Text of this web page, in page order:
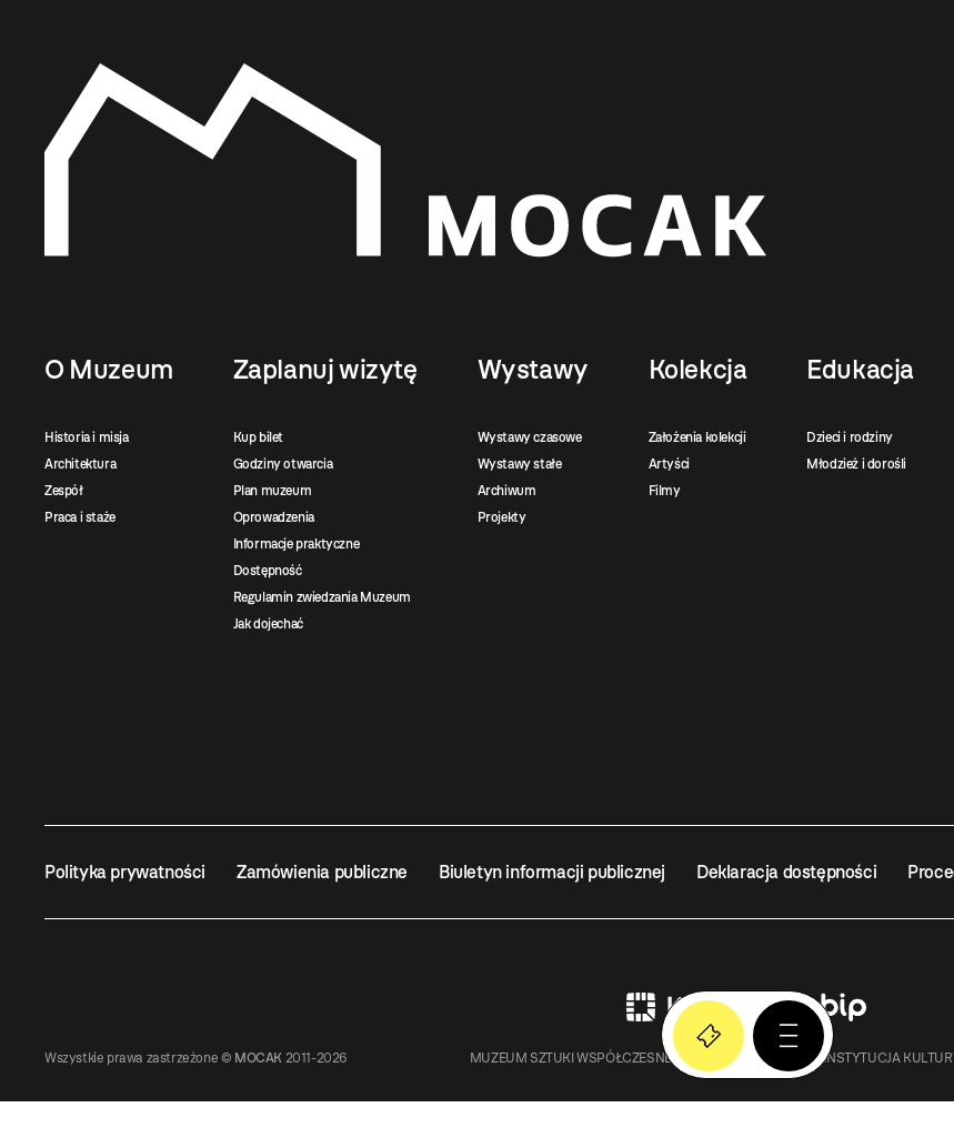
O Muzeum
Historia i misja
Architektura
Zespół
Praca i staże
Zaplanuj wizytę
Kup bilet
Godziny otwarcia
Plan muzeum
Oprowadzenia
Informacje praktyczne
Dostępność
Regulamin zwiedzania Muzeum
Jak dojechać
Wystawy
Wystawy czasowe
Wystawy stałe
Archiwum
Projekty
Kolekcja
Założenia kolekcji
Artyści
Filmy
Edukacja
Dzieci i rodziny
Młodzież i dorośli
Polityka prywatności Zamówienia publiczne Biuletyn informacji publicznej Deklaracja dostępności
Wszystkie prawa zastrzeżone © MOCAK 2011-2026 MUZEUM SZTUKI WSPÓŁCZESNEJ W KRAKOWIE MOCAK – INSTYTUCJA